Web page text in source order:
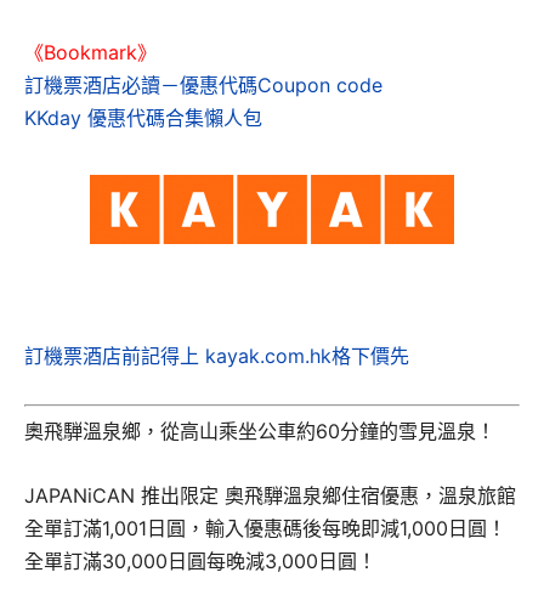
《Bookmark》
訂機票酒店必讀－優惠代碼Coupon code
KKday 優惠代碼合集懶人包
訂機票酒店前記得上 kayak.com.hk格下價先
奧飛騨溫泉鄉，從高山乘坐公車約60分鐘的雪見溫泉！
JAPANiCAN 推出限定 奧飛騨溫泉鄉住宿優惠，溫泉旅館
全單訂滿1,001日圓，輸入優惠碼後每晚即減1,000日圓！
全單訂滿30,000日圓每晚減3,000日圓！